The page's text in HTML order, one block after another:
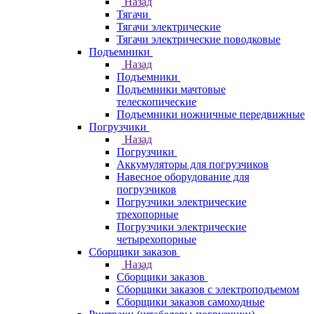
Тягачи
Тягачи электрические
Тягачи электрические поводковые
Подъемники
Назад
Подъемники
Подъемники мачтовые
телескопические
Подъемники ножничные передвижные
Погрузчики
Назад
Погрузчики
Аккумуляторы для погрузчиков
Навесное оборудование для
погрузчиков
Погрузчики электрические
трехопорные
Погрузчики электрические
четырехопорные
Сборщики заказов
Назад
Сборщики заказов
Сборщики заказов с электроподъемом
Сборщики заказов самоходные